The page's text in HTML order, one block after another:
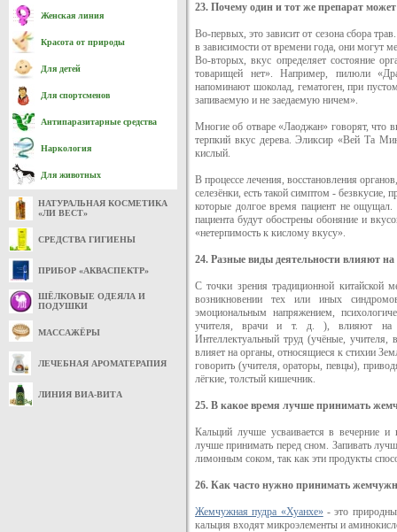
Женская линия
Красота от природы
Для детей
Для спортсменов
Антипаразитарные средства
Наркология
Для животных
НАТУРАЛЬНАЯ КОСМЕТИКА
«ЛИ ВЕСТ»
СРЕДСТВА ГИГИЕНЫ
ПРИБОР «АКВАСПЕКТР»
ШЁЛКОВЫЕ ОДЕЯЛА И
ПОДУШКИ
МАССАЖЁРЫ
ЛЕЧЕБНАЯ АРОМАТЕРАПИЯ
ЛИНИЯ ВИА-ВИТА
23. Почему один и тот же препарат
Во-первых, это зависит от сезона сбора
в зависимости от времени года, они могут
Во-вторых, вкус определяет состояние
товарищей нет». Например, пилюли
напоминают шоколад, гематоген, при
запиваемую и не заедаемую ничем».
Многие об отваре «Лаоджан» говорят, что
терпкий вкус дерева. Эликсир «Вей Та
кислый.
В процессе лечения, восстановления
селезёнки, есть такой симптом - безвкусие,
которые долгое время пациент не
пациента будут обострены обоняние и
«нетерпимость к кислому вкусу».
24. Разные виды деятельности влияют на
С точки зрения традиционной
возникновении тех или иных
эмоциональным напряжением,
учителя, врачи и т. д. ), влияют на
Интеллектуальный труд (учёные, учителя,
влияет на органы, относящиеся к стихии
говорить (учителя, ораторы, певцы),
лёгкие, толстый кишечник.
25. В какое время лучше принимать
Кальций лучше усваивается в вечерние
лучше принимать перед сном. Запивать
лимонным соком, так как эти продукты
26. Как часто нужно принимать
Жемчужная пудра «Хуанхе»- это
кальция входят микроэлементы и